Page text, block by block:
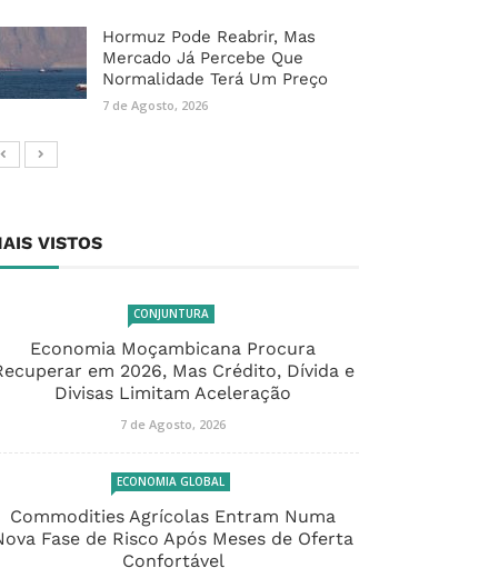
Hormuz Pode Reabrir, Mas
Mercado Já Percebe Que
Normalidade Terá Um Preço
7 de Agosto, 2026
VISTOS
CONJUNTURA
Economia Moçambicana Procura
em 2026, Mas Crédito, Dívida e
Divisas Limitam Aceleração
7 de Agosto, 2026
ECONOMIA GLOBAL
Commodities Agrícolas Entram Numa
Fase de Risco Após Meses de Oferta
Confortável